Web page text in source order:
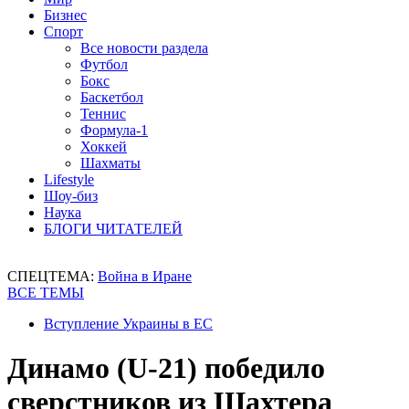
Бизнес
Спорт
Все новости раздела
Футбол
Бокс
Баскетбол
Теннис
Формула-1
Хоккей
Шахматы
Lifestyle
Шоу-биз
Наука
БЛОГИ ЧИТАТЕЛЕЙ
СПЕЦТЕМА: Война в Иране
ВСЕ ТЕМЫ
Вступление Украины в ЕС
Динамо (U-21) победило
сверстников из Шахтера